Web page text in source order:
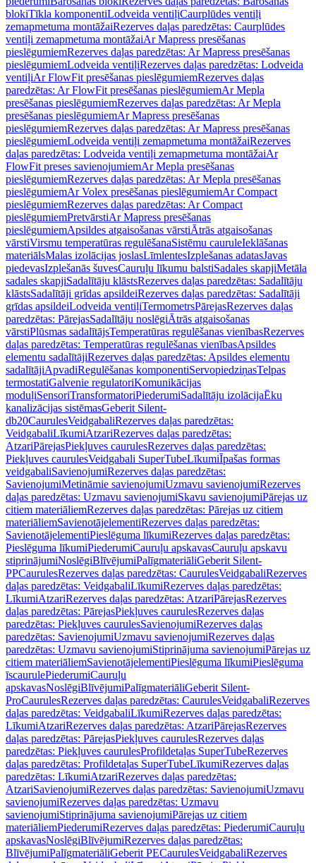
blokiTīkla komponentiLodveida ventiļiCaurplūdes ventiļi
zemapmetuma montāžaiRezerves daļas paredzētas: Caurplūdes
ventiļi zemapmetuma montāžaiAr Mapress presēšanas
pieslēgumiemRezerves daļas paredzētas: Ar Mapress presēšanas
pieslēgumiemLodveida ventiļiRezerves daļas paredzētas: Lodveida
ventiļiAr FlowFit presēšanas pieslēgumiemRezerves daļas
paredzētas: Ar FlowFit presēšanas pieslēgumiemAr Mepla
presēšanas pieslēgumiemRezerves daļas paredzētas: Ar Mepla
presēšanas pieslēgumiemAr Mapress presēšanas
pieslēgumiemRezerves daļas paredzētas: Ar Mapress presēšanas
pieslēgumiemLodveida ventiļi zemapmetuma montāžaiRezerves
daļas paredzētas: Lodveida ventiļi zemapmetuma montāžaiAr
FlowFit preses savienojumiemAr Mepla presēšanas
pieslēgumiemRezerves daļas paredzētas: Ar Mepla presēšanas
pieslēgumiemAr Volex presēšanas pieslēgumiemAr Compact
pieslēgumiemRezerves daļas paredzētas: Ar Compact
pieslēgumiemPretvārstiAr Mapress presēšanas
pieslēgumiemApsildes atgaisošanas vārstiĀtrās atgaisošanas
vārstiVirsmu temperatūras regulēšanaSistēmu cauruleIeklāšanas
materiālsMalas izolācijas joslasLīmlentesIzplešanas adatasJavas
piedevasIzplešanās šuvesCauruļu līkumu balstiSadales skapjiMetāla
sadales skapjiSadalītāju klāstsRezerves daļas paredzētas: Sadalītāju
klāstsSadalītāji grīdas apsildeiRezerves daļas paredzētas: Sadalītāji
grīdas apsildeiLodveida ventiļiTermometrsPārejasRezerves daļas
paredzētas: PārejasSadalītāju noslēgiĀtrās atgaisošanas
vārstiPlūsmas sadalītājsTemperatūras regulēšanas vienībasRezerves
daļas paredzētas: Temperatūras regulēšanas vienībasApsildes
elementu sadalītājiRezerves daļas paredzētas: Apsildes elementu
sadalītājiApvadiRegulēšanas komponentiServopiedziņasTelpas
termostatiGalvenie regulatoriKomunikācijas
moduļiSensoriTransformatoriPiederumiSadalītāju izolācijaĒku
kanalizācijas sistēmasGeberit Silent-
db20CaurulesVeidgabaliRezerves daļas paredzētas:
VeidgabaliLīkumiAtzariRezerves daļas paredzētas:
AtzariPārejasPiekļuves caurulesRezerves daļas paredzētas:
Piekļuves caurulesVeidgabali SuperTubeLīkumiĪpašas formas
veidgabaliSavienojumiRezerves daļas paredzētas:
SavienojumiMetināmie savienojumiUzmavu savienojumiRezerves
daļas paredzētas: Uzmavu savienojumiSkavu savienojumiPārejas uz
citiem materiāliemRezerves daļas paredzētas: Pārejas uz citiem
materiāliemSavienotājelementiRezerves daļas paredzētas:
SavienotājelementiPieslēguma līkumiRezerves daļas paredzētas:
Pieslēguma līkumiPiederumiCauruļu apskavasCauruļu apskavu
stiprinājumiNoslēgiBlīvējumiPalīgmateriāliGeberit Silent-
PPCaurulesRezerves daļas paredzētas: CaurulesVeidgabaliRezerves
daļas paredzētas: VeidgabaliLīkumiRezerves daļas paredzētas:
LīkumiAtzariRezerves daļas paredzētas: AtzariPārejasRezerves
daļas paredzētas: PārejasPiekļuves caurulesRezerves daļas
paredzētas: Piekļuves caurulesSavienojumiRezerves daļas
paredzētas: SavienojumiUzmavu savienojumiRezerves daļas
paredzētas: Uzmavu savienojumiStiprinājuma savienojumiPārejas uz
citiem materiāliemSavienotājelementiPieslēguma līkumiPieslēguma
īscaurulePiederumiCauruļu
apskavasNoslēgiBlīvējumiPalīgmateriāliGeberit Silent-
ProCaurulesRezerves daļas paredzētas: CaurulesVeidgabaliRezerves
daļas paredzētas: VeidgabaliLīkumiRezerves daļas paredzētas:
LīkumiAtzariRezerves daļas paredzētas: AtzariPārejasRezerves
daļas paredzētas: PārejasPiekļuves caurulesRezerves daļas
paredzētas: Piekļuves caurulesProfildetaļas SuperTubeRezerves
daļas paredzētas: Profildetaļas SuperTubeLīkumiRezerves daļas
paredzētas: LīkumiAtzariRezerves daļas paredzētas:
AtzariSavienojumiRezerves daļas paredzētas: SavienojumiUzmavu
savienojumiRezerves daļas paredzētas: Uzmavu
savienojumiStiprinājuma savienojumiPārejas uz citiem
materiāliemPiederumiRezerves daļas paredzētas: PiederumiCauruļu
apskavasNoslēgiBlīvējumiRezerves daļas paredzētas:
BlīvējumiPalīgmateriāliGeberit PECaurulesVeidgabaliRezerves